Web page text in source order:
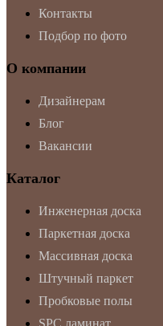
Контакты
Подбор по фото
О компании
Дизайнерам
Блог
Вакансии
Каталог
Инженерная доска
Паркетная доска
Массивная доска
Штучный паркет
Пробковые полы